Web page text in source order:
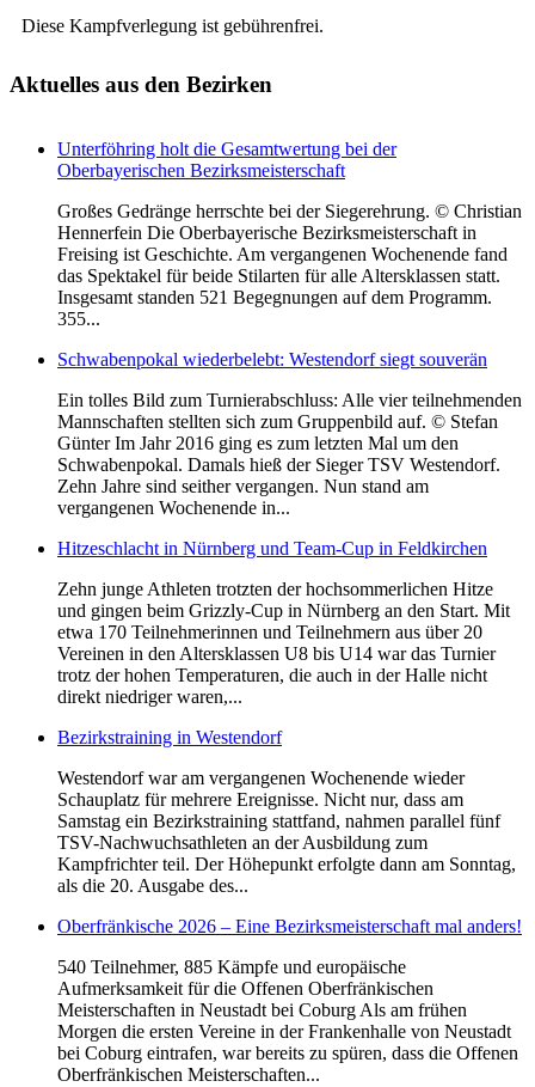
Diese Kampfverlegung ist gebührenfrei.
Aktuelles aus den Bezirken
Unterföhring holt die Gesamtwertung bei der
Oberbayerischen Bezirksmeisterschaft
Großes Gedränge herrschte bei der Siegerehrung. © Christian
Hennerfein Die Oberbayerische Bezirksmeisterschaft in
Freising ist Geschichte. Am vergangenen Wochenende fand
das Spektakel für beide Stilarten für alle Altersklassen statt.
Insgesamt standen 521 Begegnungen auf dem Programm.
355...
Schwabenpokal wiederbelebt: Westendorf siegt souverän
Ein tolles Bild zum Turnierabschluss: Alle vier teilnehmenden
Mannschaften stellten sich zum Gruppenbild auf. © Stefan
Günter Im Jahr 2016 ging es zum letzten Mal um den
Schwabenpokal. Damals hieß der Sieger TSV Westendorf.
Zehn Jahre sind seither vergangen. Nun stand am
vergangenen Wochenende in...
Hitzeschlacht in Nürnberg und Team-Cup in Feldkirchen
Zehn junge Athleten trotzten der hochsommerlichen Hitze
und gingen beim Grizzly-Cup in Nürnberg an den Start. Mit
etwa 170 Teilnehmerinnen und Teilnehmern aus über 20
Vereinen in den Altersklassen U8 bis U14 war das Turnier
trotz der hohen Temperaturen, die auch in der Halle nicht
direkt niedriger waren,...
Bezirkstraining in Westendorf
Westendorf war am vergangenen Wochenende wieder
Schauplatz für mehrere Ereignisse. Nicht nur, dass am
Samstag ein Bezirkstraining stattfand, nahmen parallel fünf
TSV-Nachwuchsathleten an der Ausbildung zum
Kampfrichter teil. Der Höhepunkt erfolgte dann am Sonntag,
als die 20. Ausgabe des...
Oberfränkische 2026 – Eine Bezirksmeisterschaft mal anders!
540 Teilnehmer, 885 Kämpfe und europäische
Aufmerksamkeit für die Offenen Oberfränkischen
Meisterschaften in Neustadt bei Coburg Als am frühen
Morgen die ersten Vereine in der Frankenhalle von Neustadt
bei Coburg eintrafen, war bereits zu spüren, dass die Offenen
Oberfränkischen Meisterschaften...